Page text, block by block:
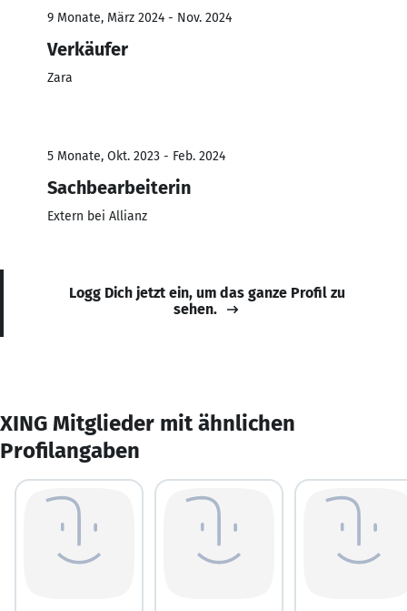
9 Monate, März 2024 - Nov. 2024
Verkäufer
Zara
5 Monate, Okt. 2023 - Feb. 2024
Sachbearbeiterin
Extern bei Allianz
Logg Dich jetzt ein, um das ganze Profil zu
sehen.
XING Mitglieder mit ähnlichen
Profilangaben